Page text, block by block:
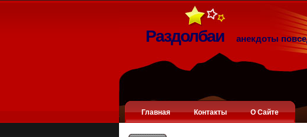
Раздолбаи анекдоты
Главная Контакты О Сайте